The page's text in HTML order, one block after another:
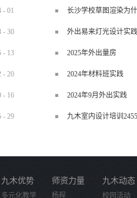
枯燥。 很高兴来到九木，遇见这些老
- 01
- 30 外出易来灯光设计实践
- 13 2025年外出量房
- 20 2024年材料班实践
- 16 2024年9月外出实践
- 29 九木室内设计培训
九木优势
多元化教学
师资力量
杨程
九木动态
校园活动